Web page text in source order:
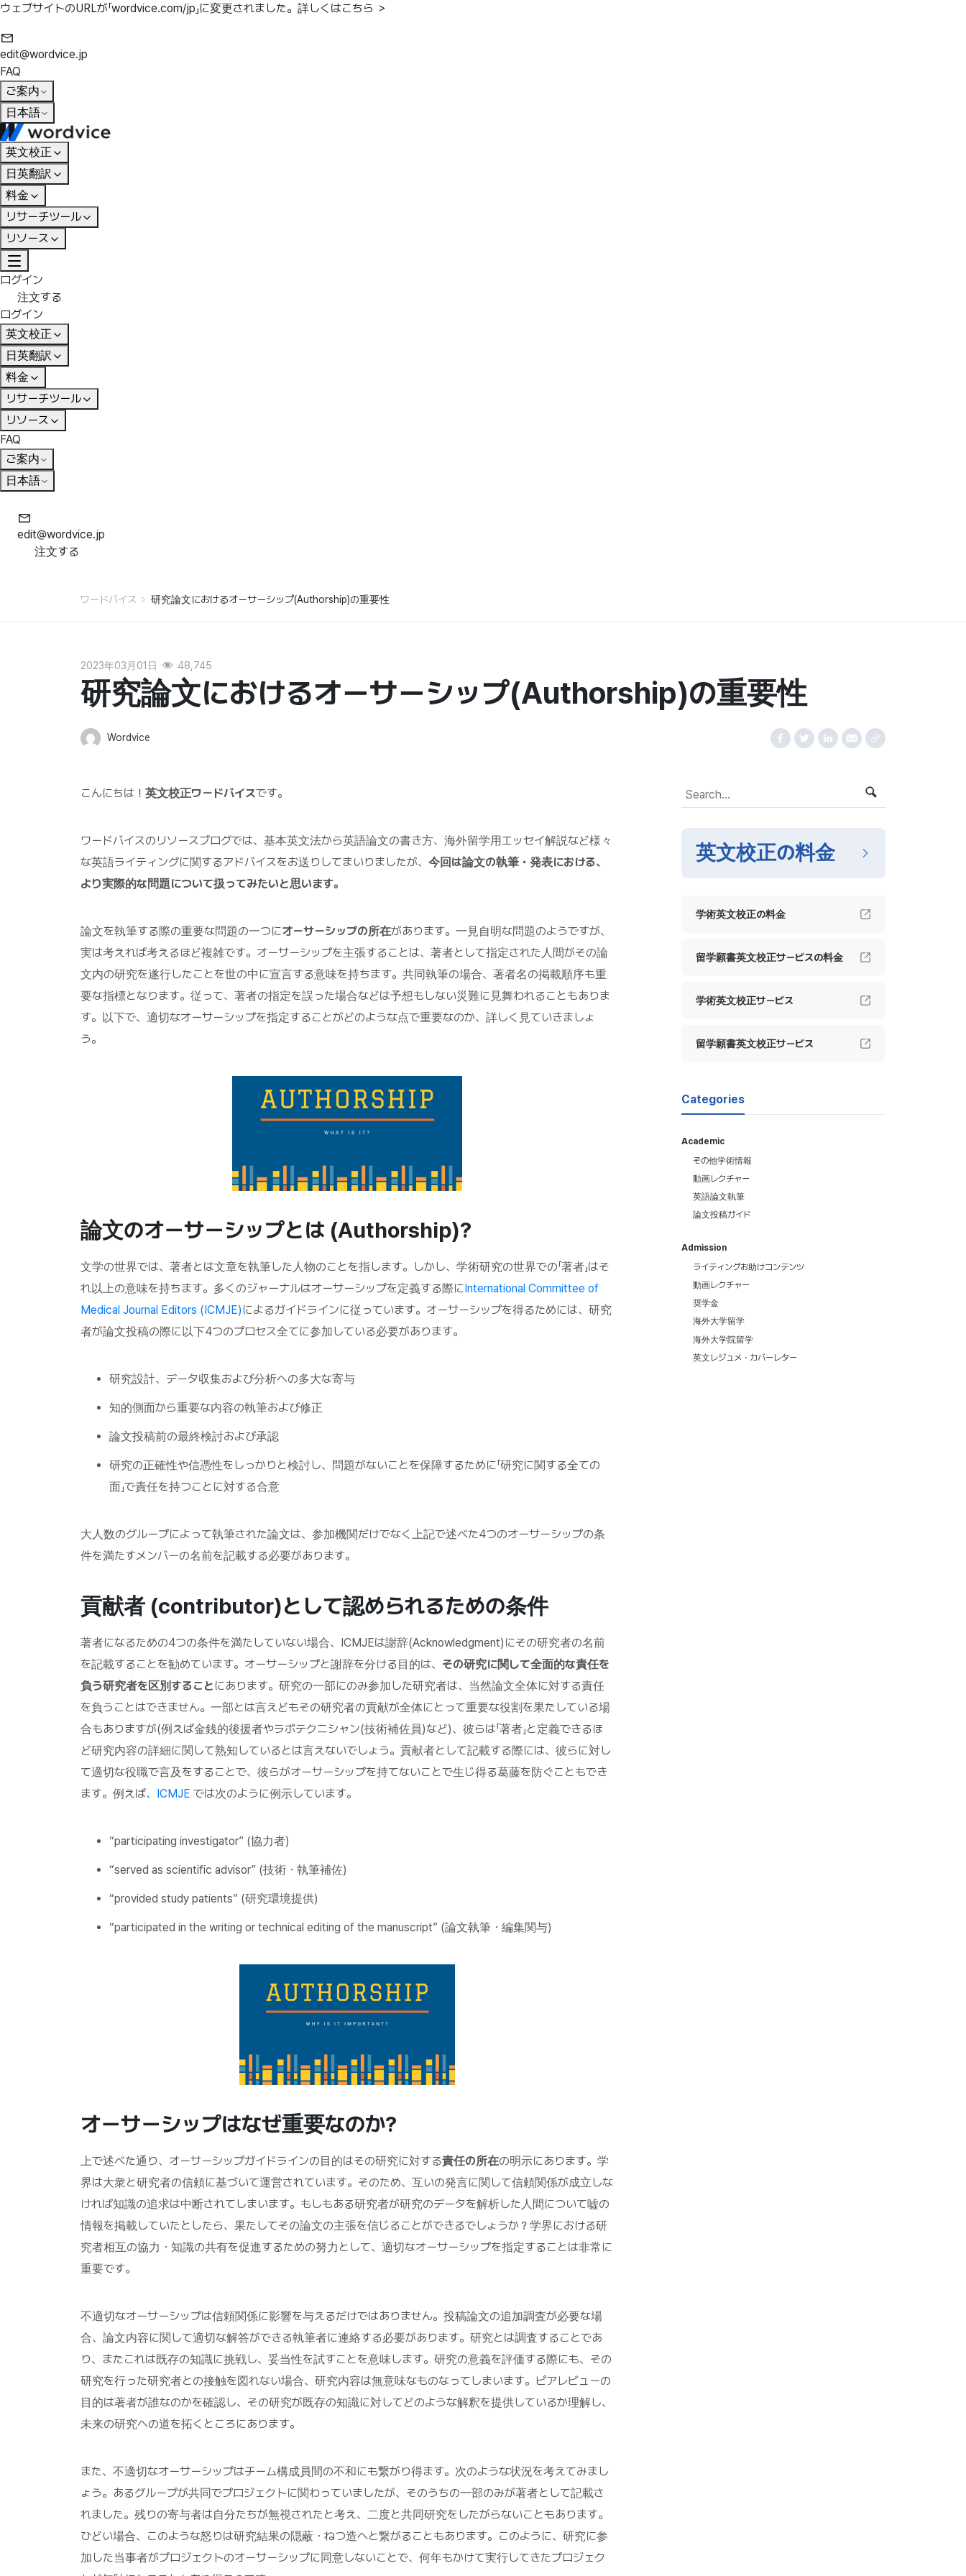
ウェブサイトのURLが「wordvice.com/jp」に変更されました。 詳しくはこちら ＞
edit@wordvice.jp
FAQ
ご案内
日本語
英文校正
日英翻訳
料金
リサーチツール
リソース
ログイン
注文する
ログイン
英文校正
日英翻訳
料金
リサーチツール
リソース
FAQ
ご案内
日本語
edit@wordvice.jp
注文する
ワードバイス 研究論文におけるオーサーシップ(Authorship)の重要性
2023年03月01日 48,745
研究論文におけるオーサーシップ(Authorship)の重要性
Wordvice
こんにちは！ 英文校正ワードバイスです。
ワードバイスのリソースブログでは、基本英文法から英語論文の書き方、海外留学用エッセイ解説など様々
な英語ライティングに関するアドバイスをお送りしてまいりましたが、 今回は論文の執筆・発表における、
より実際的な問題について扱ってみたいと思います。
論文を執筆する際の重要な問題の一つにオーサーシップの所在があります。一見自明な問題のようですが、
実は考えれば考えるほど複雑です。オーサーシップを主張することは、著者として指定された人間がその論
文内の研究を遂行したことを世の中に宣言する意味を持ちます。共同執筆の場合、著者名の掲載順序も重
要な指標となります。従って、著者の指定を誤った場合などは予想もしない災難に見舞われることもありま
す。以下で、適切なオーサーシップを指定することがどのような点で重要なのか、詳しく見ていきましょ
う。
論文のオーサーシップとは (Authorship)?
文学の世界では、著者とは文章を執筆した人物のことを指します。しかし、学術研究の世界での「著者」はそ
れ以上の意味を持ちます。多くのジャーナルはオーサーシップを定義する際にInternational Committee of
Medical Journal Editors (ICMJE)によるガイドラインに従っています。オーサーシップを得るためには、研究
者が論文投稿の際に以下4つのプロセス全てに参加している必要があります。
研究設計、データ収集および分析への多大な寄与
知的側面から重要な内容の執筆および修正
論文投稿前の最終検討および承認
研究の正確性や信憑性をしっかりと検討し、問題がないことを保障するために「研究に関する全ての
面」で責任を持つことに対する合意
大人数のグループによって執筆された論文は、参加機関だけでなく上記で述べた4つのオーサーシップの条
件を満たすメンバーの名前を記載する必要があります。
貢献者 (contributor)として認められるための条件
著者になるための4つの条件を満たしていない場合、ICMJEは謝辞(Acknowledgment)にその研究者の名前
を記載することを勧めています。オーサーシップと謝辞を分ける目的は、 その研究に関して全面的な責任を
負う研究者を区別することにあります。研究の一部にのみ参加した研究者は、当然論文全体に対する責任
を負うことはできません。一部とは言えどもその研究者の貢献が全体にとって重要な役割を果たしている場
合もありますが(例えば金銭的後援者やラボテクニシャン(技術補佐員)など)、彼らは「著者」と定義できるほ
ど研究内容の詳細に関して熟知しているとは言えないでしょう。貢献者として記載する際には、彼らに対し
て適切な役職で言及をすることで、彼らがオーサーシップを持てないことで生じ得る葛藤を防ぐこともでき
ます。例えば、 ICMJE では次のように例示しています。
“participating investigator” (協力者)
“served as scientific advisor” (技術・執筆補佐)
“provided study patients” (研究環境提供)
“participated in the writing or technical editing of the manuscript” (論文執筆・編集関与)
オーサーシップはなぜ重要なのか?
上で述べた通り、オーサーシップガイドラインの目的はその研究に対する責任の所在の明示にあります。学
界は大衆と研究者の信頼に基づいて運営されています。そのため、互いの発言に関して信頼関係が成立しな
ければ知識の追求は中断されてしまいます。もしもある研究者が研究のデータを解析した人間について嘘の
情報を掲載していたとしたら、果たしてその論文の主張を信じることができるでしょうか？学界における研
究者相互の協力・知識の共有を促進するための努力として、適切なオーサーシップを指定することは非常に
重要です。
不適切なオーサーシップは信頼関係に影響を与えるだけではありません。投稿論文の追加調査が必要な場
合、論文内容に関して適切な解答ができる執筆者に連絡する必要があります。研究とは調査することであ
り、またこれは既存の知識に挑戦し、妥当性を試すことを意味します。研究の意義を評価する際にも、その
研究を行った研究者との接触を図れない場合、研究内容は無意味なものなってしまいます。ピアレビューの
目的は著者が誰なのかを確認し、その研究が既存の知識に対してどのような解釈を提供しているか理解し、
未来の研究への道を拓くところにあります。
また、不適切なオーサーシップはチーム構成員間の不和にも繋がり得ます。次のような状況を考えてみまし
ょう。あるグループが共同でプロジェクトに関わっていましたが、そのうちの一部のみが著者として記載さ
れました。残りの寄与者は自分たちが無視されたと考え、二度と共同研究をしたがらないこともあります。
ひどい場合、このような怒りは研究結果の隠蔽・ねつ造へと繋がることもあります。このように、研究に参
加した当事者がプロジェクトのオーサーシップに同意しないことで、何年もかけて実行してきたプロジェク
英文校正の料金
学術英文校正の料金
留学願書英文校正サービスの料金
学術英文校正サービス
留学願書英文校正サービス
Categories
Academic
その他学術情報
動画レクチャー
英語論文執筆
論文投稿ガイド
Admission
ライティングお助けコンテンツ
動画レクチャー
奨学金
海外大学留学
海外大学院留学
英文レジュメ・カバーレター